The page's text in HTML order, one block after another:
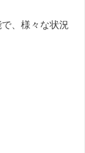
、様々な状況